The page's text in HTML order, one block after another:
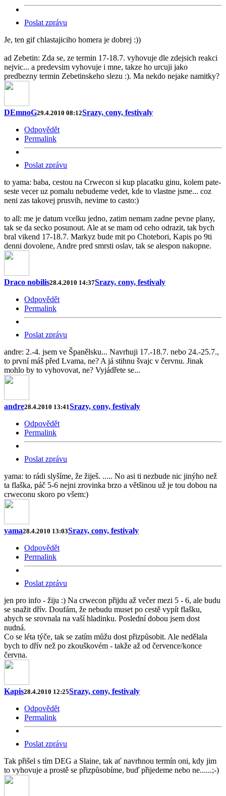
Poslat zprávu
Je, ten gif chlastajiciho homera je dobrej :))
ad Zebetin: Zda se, ze termin 17-18.7. vyhovuje dle zdejsich reakci
nejvic... a predevsim vyhovuje i mne, takze ho urcuji jako
predbezny termin Zebetinskeho slezu :). Ma nekdo nejake namitky?
DEmnoG29.4.2010 08:12Srazy, cony, festivaly
Odpovědět
Permalink
Poslat zprávu
to yama: baba, cestou na Crwecon si kup placatku ginu, kolem pate-
seste vecer uz pomalu nebudeme vedet, kde to vlastne jsme... coz
neni zas takovej prusvih, nevime to casto:)
to all: me je datum vcelku jedno, zatim nemam zadne pevne plany,
tak se da secko posunout. Ale at se mam od ceho odrazit, tak bych
bral vikend 17-18.7. Markyz bude mit po Chotebori, Kapis po 9ti
denni dovolene, Andre pred smrsti oslav, tak se alespon nakopne.
Draco nobilis28.4.2010 14:37Srazy, cony, festivaly
Odpovědět
Permalink
Poslat zprávu
andre: 2.-4. jsem ve Španělsku... Navrhuji 17.-18.7. nebo 24.-25.7.,
to první máš před Lvama, ne? A já stihnu švajc v červnu. Jinak
mohlo by to vyhovovat, ne? Vyjádřete se...
andre28.4.2010 13:41Srazy, cony, festivaly
Odpovědět
Permalink
Poslat zprávu
yama: to rádi slyšíme, že žiješ. ..... No asi ti nezbude nic jinýho než
ta flaška, páč 5-6 nejni zrovinka brzo a většinou už je tou dobou na
crweconu skoro po všem:)
yama28.4.2010 13:03Srazy, cony, festivaly
Odpovědět
Permalink
Poslat zprávu
jen pro info - žiju :) Na crwecon přijdu až večer mezi 5 - 6, ale budu
se snažit dřív. Doufám, že nebudu muset po cestě vypít flašku,
abych se srovnala na vaší hladinku. Poslední dobou jsem dost
nudná.
Co se léta týče, tak se zatím můžu dost přizpůsobit. Ale nedělala
bych to dřív než po zkouškovém - takže až od července/konce
června.
Kapis28.4.2010 12:25Srazy, cony, festivaly
Odpovědět
Permalink
Poslat zprávu
Tak přišel s tím DEG a Slaine, tak ať navrhnou termín oni, kdy jim
to vyhovuje a prostě se přizpůsobíme, buď přijedeme nebo ne......;-)